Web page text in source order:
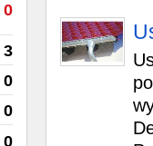
0
3
0
0
0